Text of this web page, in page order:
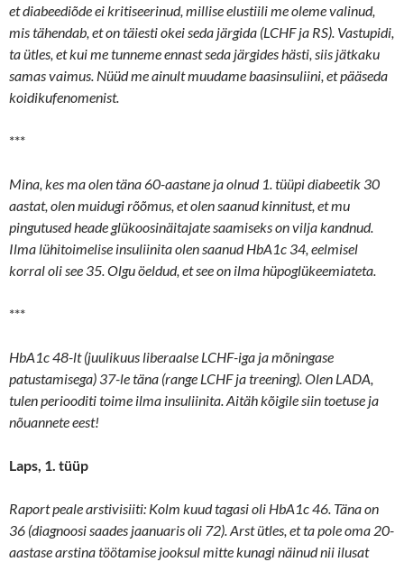
et diabeediõde ei kritiseerinud, millise elustiili me oleme valinud,
mis tähendab, et on täiesti okei seda järgida (LCHF ja RS). Vastupidi,
ta ütles, et kui me tunneme ennast seda järgides hästi, siis jätkaku
samas vaimus. Nüüd me ainult muudame baasinsuliini, et pääseda
koidikufenomenist.
***
Mina, kes ma olen täna 60-aastane ja olnud 1. tüüpi diabeetik 30
aastat, olen muidugi rõõmus, et olen saanud kinnitust, et mu
pingutused heade glükoosinäitajate saamiseks on vilja kandnud.
Ilma lühitoimelise insuliinita olen saanud HbA1c 34, eelmisel
korral oli see 35. Olgu öeldud, et see on ilma hüpoglükeemiateta.
***
HbA1c 48-lt (juulikuus liberaalse LCHF-iga ja mõningase
patustamisega) 37-le täna (range LCHF ja treening). Olen LADA,
tulen periooditi toime ilma insuliinita. Aitäh kõigile siin toetuse ja
nõuannete eest!
Laps, 1. tüüp
Raport peale arstivisiiti: Kolm kuud tagasi oli HbA1c 46. Täna on
36 (diagnoosi saades jaanuaris oli 72). Arst ütles, et ta pole oma 20-
aastase arstina töötamise jooksul mitte kunagi näinud nii ilusat